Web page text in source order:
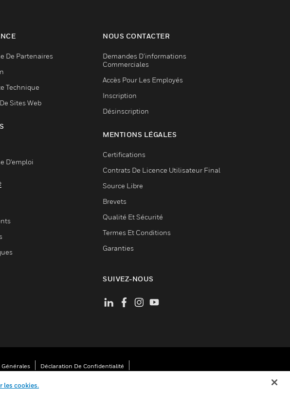
De Partenaires
Technique
Sites Web
D'emploi
NOUS CONTACTER
Demandes D’informations
Commerciales
Accès Pour Les Employés
Inscription
Désinscription
MENTIONS LÉGALES
Certifications
Contrats De Licence Utilisateur Final
Source Libre
Brevets
Qualité Et Sécurité
Termes Et Conditions
Garanties
SUIVEZ-NOUS
Générales
Déclaration De Confidentialité
les cookies.